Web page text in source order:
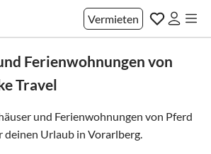
Vermieten
Ferienwohnungen von
Travel
und Ferienwohnungen von Pferd
deinen Urlaub in Vorarlberg.